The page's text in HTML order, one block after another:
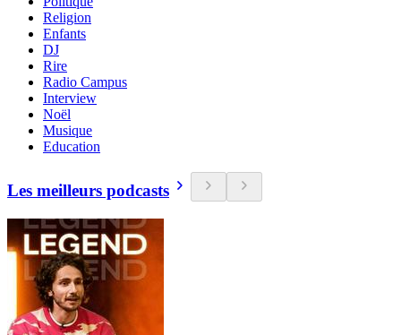
Religion
Enfants
DJ
Rire
Radio Campus
Interview
Noël
Musique
Education
Les meilleurs podcasts